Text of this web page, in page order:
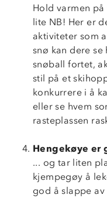
Hold varmen
lite NB! Her er
aktiviteter som
snø kan dere se
snøball fortet,
stil på et
konkurrere i å
eller se hvem
rasteplassen
Hengekøye er
... og tar liten
kjempegøy å
god å slappe